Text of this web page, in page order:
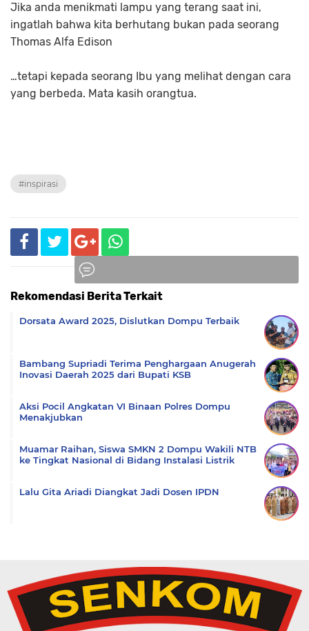
Jika anda menikmati lampu yang terang saat ini,
ingatlah bahwa kita berhutang bukan pada seorang
Thomas Alfa Edison
…tetapi kepada seorang Ibu yang melihat dengan cara
yang berbeda. Mata kasih orangtua.
#inspirasi
Rekomendasi Berita Terkait
Dorsata Award 2025, Dislutkan Dompu Terbaik
Bambang Supriadi Terima Penghargaan Anugerah
Inovasi Daerah 2025 dari Bupati KSB
Aksi Pocil Angkatan VI Binaan Polres Dompu
Menakjubkan
Muamar Raihan, Siswa SMKN 2 Dompu Wakili NTB
ke Tingkat Nasional di Bidang Instalasi Listrik
Lalu Gita Ariadi Diangkat Jadi Dosen IPDN